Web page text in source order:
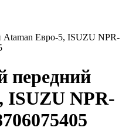
Ataman Евро-5, ISUZU NPR-
передний
ISUZU NPR-